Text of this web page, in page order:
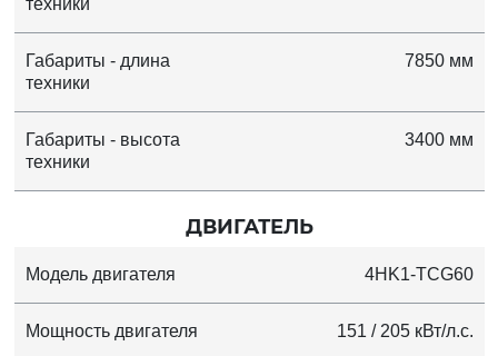
техники
Габариты - длина
техники
7850 мм
Габариты - высота
техники
3400 мм
ДВИГАТЕЛЬ
Модель двигателя 4HK1-TCG60
Мощность двигателя 151 / 205 кВт/л.с.